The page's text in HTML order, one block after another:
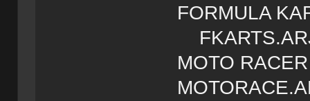
MOTO